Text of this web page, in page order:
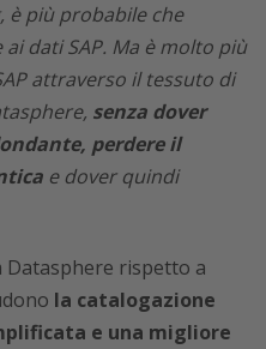
è più probabile che
dati SAP. Ma è molto più
attraverso il tessuto di
senza dover
perdere il
e dover quindi
rispetto a
la catalogazione
e una migliore